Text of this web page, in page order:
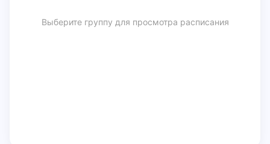
Выберите группу для просмотра расписания